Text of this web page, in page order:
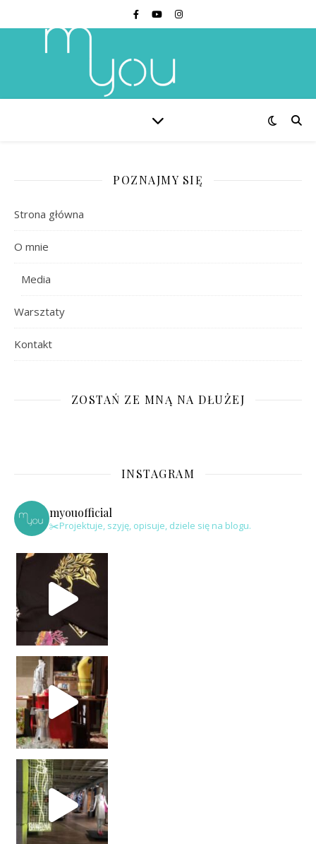
POZNAJMY SIĘ
Strona główna
O mnie
Media
Warsztaty
Kontakt
ZOSTAŃ ZE MNĄ NA DŁUŻEJ
INSTAGRAM
myouofficial
✂️Projektuje, szyję, opisuje, dziele się na blogu.